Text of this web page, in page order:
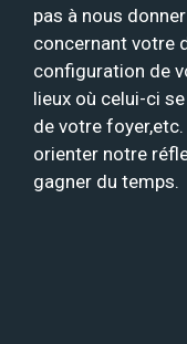
pas à nous
concernant votre
configuration de
lieux où celui-ci
de votre
orienter notre
gagner du temps.